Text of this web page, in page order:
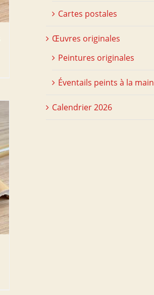
Cartes postales
Œuvres originales
Peintures originales
Éventails peints à la main
Calendrier 2026